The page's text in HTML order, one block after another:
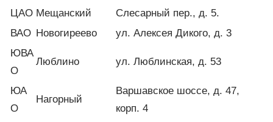
ЦАО Мещанский
Слесарный пер., д. 5.
ВАО
Новогиреево
ул. Алексея Дикого, д. 3
ЮВА
О
Люблино ул. Люблинская, д. 53
ЮА
О
Нагорный
Варшавское шоссе, д. 47,
корп. 4